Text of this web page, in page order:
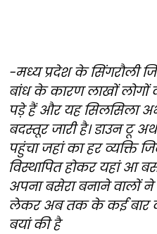
-मध्य प्रदेश के सिंगरौली
बांध के कारण लाखों
पड़े हैं और यह सिलसिला
बदस्तूर जारी है। डाउन टू
पहुंचा जहां का हर व्यक्ति
विस्थापित होकर यहां आ
अपना बसेरा बनाने वालों
लेकर अब तक के कई बार के
बयां की है